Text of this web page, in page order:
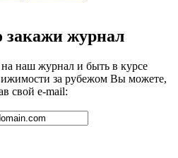
закажи журнал
наш журнал и быть в курсе
за рубежом Вы можете,
свой e-mail: